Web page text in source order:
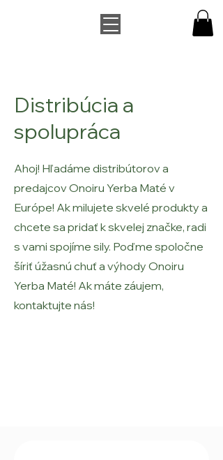
Distribúcia a
spolupráca
Ahoj! Hľadáme distribútorov a
predajcov Onoiru Yerba Maté v
Európe! Ak milujete skvelé produkty a
chcete sa pridať k skvelej značke, radi
s vami spojíme sily. Poďme spoločne
šíriť úžasnú chuť a výhody Onoiru
Yerba Maté! Ak máte záujem,
kontaktujte nás!